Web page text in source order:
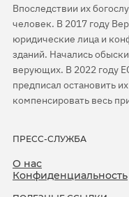
Впоследствии их
человек. В 2017 году
юридические лица и
зданий. Начались
верующих. В 2022 году
предписал остановить
компенсировать весь
ПРЕСС-СЛУЖБА
О нас
Конфиденциальность